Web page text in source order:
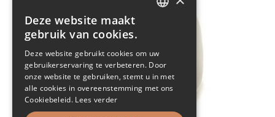
Deze website maakt
gebruik van cookies.
Deze website gebruikt cookies om uw
gebruikerservaring te verbeteren. Door
onze website te gebruiken, stemt u in met
alle cookies in overeenstemming met ons
Cookiebeleid. Lees verder